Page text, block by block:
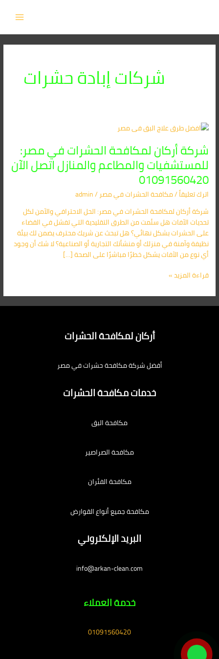
شركات إبادة حشرات
شركة أركان لمكافحة الحشرات في مصر:
للمستشفيات والمطاعم والمنازل اتصل الآن
01091560420
اترك تعليقاً/مكافحة الحشرات في مصر/
admin
شركة أركان لمكافحة الحشرات في مصر: الحل الاحترافي والآمن لكل
تحديات الآفات هل سئمت من الطرق التقليدية التي تفشل في القضاء
على الحشرات بشكل نهائي؟ هل تبحث عن شريك محترف يضمن لك بيئة
نظيفة وآمنة في منزلك أو منشأتك التجارية أو الصناعية؟ لا شك أن وجود
أي نوع من الآفات يشكل خطرًا مباشرًا على الصحة […]
شركة
لمكافحة
الحشرات
في
مصر:
للمستشفيات
والمطاعم
والمنازل
اتصل
الآن
01091560420
قراءة المزيد »
أركان لمكافحة الحشرات
أفضل شركة مكافحة حشرات في مصر
خدمات مكافحة الحشرات
مكافحة البق
مكافحة الصراصير
مكافحة الفئران
مكافحة جميع أنواع القوارض
البريد الإلكتروني
info@arkan-clean.com
خدمة العملاء
01091560420